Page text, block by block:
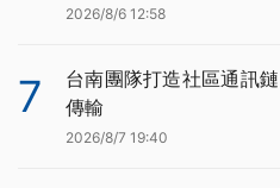
2026/8/6 12:58
7
台南團隊打造社區通訊
傳輸
2026/8/7 19:40